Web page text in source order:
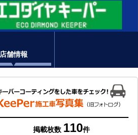
店舗情報
掲載枚数 110件